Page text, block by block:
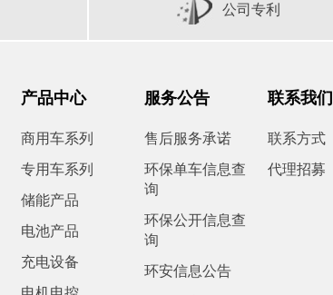
公司专利
产品中心
商用车系列
专用车系列
储能产品
电池产品
充电设备
服务公告
售后服务承诺
环保单车信息查
询
环保公开信息查
询
环安信息公告
联系我们
联系方式
代理招募